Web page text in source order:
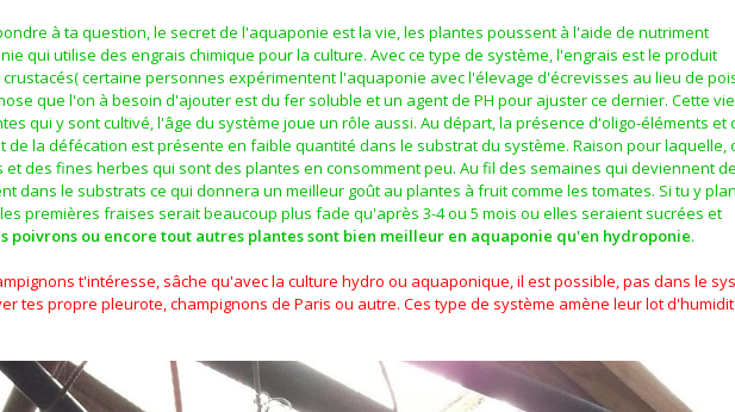
à ta question, le secret de l'aquaponie est la vie, les plantes poussent à l'aide de nutriment
qui utilise des engrais chimique pour la culture. Avec ce type de système, l'engrais est le produit
certaine personnes expérimentent l'aquaponie avec l'élevage d'écrevisses au lieu de
que l'on à besoin d'ajouter est du fer soluble et un agent de PH pour ajuster ce dernier. Cette vie
qui y sont cultivé, l'âge du système joue un rôle aussi. Au départ, la présence d'oligo-éléments et
la défécation est présente en faible quantité dans le substrat du système. Raison pour laquelle,
des fines herbes qui sont des plantes en consomment peu. Au fil des semaines qui deviennent
dans le substrats ce qui donnera un meilleur goût au plantes à fruit comme les tomates. Si tu y
premières fraises serait beaucoup plus fade qu'après 3-4 ou 5 mois ou elles seraient sucrées et
poivrons ou encore tout autres plantes sont bien meilleur en aquaponie qu'en hydroponie.
t'intéresse, sâche qu'avec la culture hydro ou aquaponique, il est possible, pas dans le
tes propre pleurote, champignons de Paris ou autre. Ces type de système amène leur lot